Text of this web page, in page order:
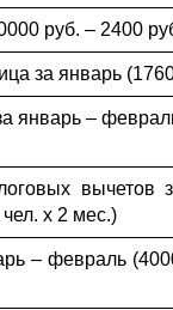
руб. – 2400
за январь
январь –
вычетов
х 2 мес.)
– февраль